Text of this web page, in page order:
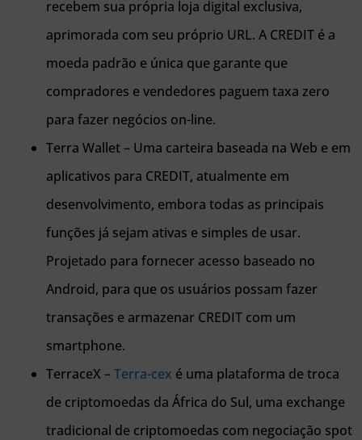
recebem sua própria loja digital exclusiva,
aprimorada com seu próprio URL. A CREDIT é a
moeda padrão e única que garante que
compradores e vendedores paguem taxa zero
para fazer negócios on-line.
Terra Wallet – Uma carteira baseada na Web e em
aplicativos para CREDIT, atualmente em
desenvolvimento, embora todas as principais
funções já sejam ativas e simples de usar.
Projetado para fornecer acesso baseado no
Android, para que os usuários possam fazer
transações e armazenar CREDIT com um
smartphone.
TerraceX –Terra-cex é uma plataforma de troca
de criptomoedas da África do Sul, uma exchange
tradicional de criptomoedas com negociação spot